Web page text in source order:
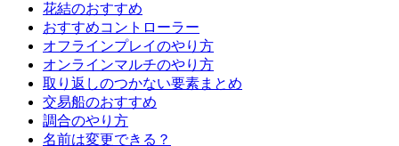
花結のおすすめ
おすすめコントローラー
オフラインプレイのやり方
オンラインマルチのやり方
取り返しのつかない要素まとめ
交易船のおすすめ
調合のやり方
名前は変更できる？